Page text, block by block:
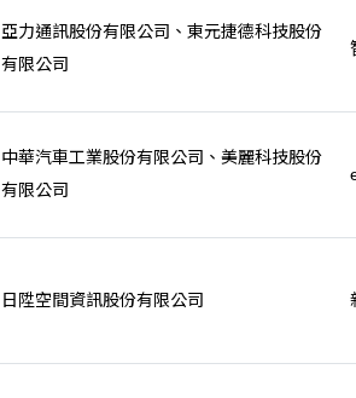
亞力通訊股份有限公司、東元捷德科技股份
有限公司
中華汽車工業股份有限公司、美麗科技股份
有限公司
日陞空間資訊股份有限公司